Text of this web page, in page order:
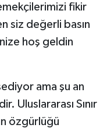
emekçilerimizi fikir
siz değerli basın
hoş geldin
ama şu an
Uluslararası Sınır
özgürlüğü